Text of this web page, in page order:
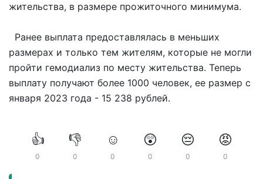
жительства, в размере прожиточного минимума.
Ранее выплата предоставлялась в меньших
размерах и только тем жителям, которые не могли
пройти гемодиализ по месту жительства. Теперь
выплату получают более 1000 человек, ее размер с
января 2023 года - 15 238 рублей.
👍
0
👎
0
☺️
0
😲
0
😔
0
😡
0